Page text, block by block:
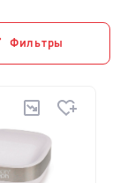
Фильтры